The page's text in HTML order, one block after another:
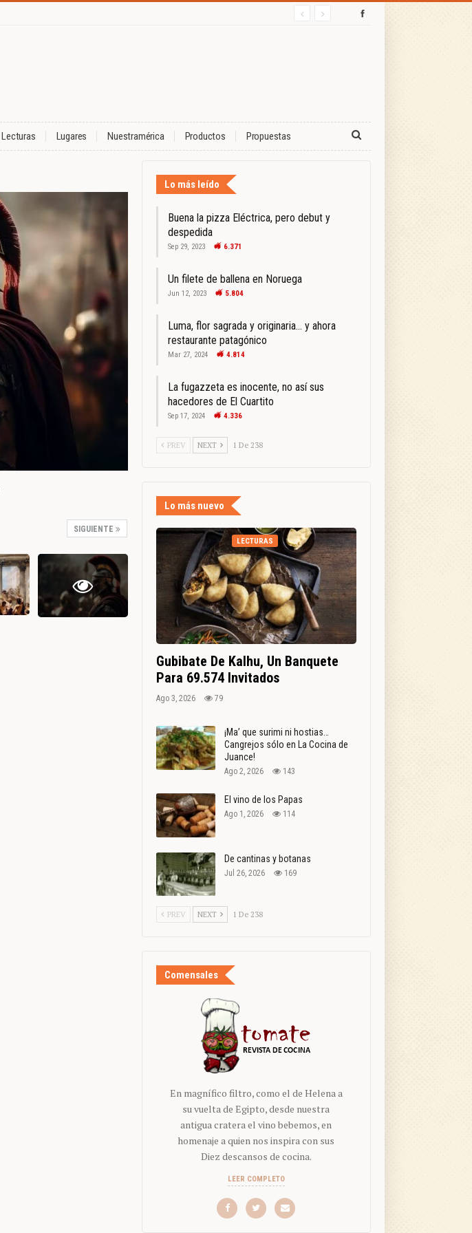
Lecturas Lugares Nuestramérica Productos Propuestas
SIGUIENTE
Lo más leído
Buena la pizza Eléctrica, pero debut y
despedida
Sep 29, 2023 6.371
Un filete de ballena en Noruega
Jun 12, 2023 5.804
Luma, flor sagrada y originaria… y ahora
restaurante patagónico
Mar 27, 2024 4.814
La fugazzeta es inocente, no así sus
hacedores de El Cuartito
Sep 17, 2024 4.336
PREV NEXT 1 De 238
Lo más nuevo
LECTURAS
Gubibate De Kalhu, Un Banquete
Para 69.574 Invitados
Ago 3, 2026 79
¡Ma’ que surimi ni hostias…
Cangrejos sólo en La Cocina de
Juance!
Ago 2, 2026 143
El vino de los Papas
Ago 1, 2026 114
De cantinas y botanas
Jul 26, 2026 169
PREV NEXT 1 De 238
Comensales
En magnífico filtro, como el de Helena a
su vuelta de Egipto, desde nuestra
antigua cratera el vino bebemos, en
homenaje a quien nos inspira con sus
Diez descansos de cocina.
LEER COMPLETO